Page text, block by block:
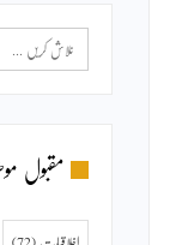
مقبول
اخلاقیات (72)